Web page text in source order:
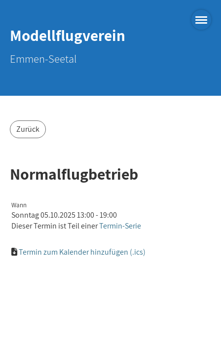
Modellflugverein
Emmen-Seetal
Zurück
Normalflugbetrieb
Wann
Sonntag 05.10.2025 13:00 - 19:00
Dieser Termin ist Teil einerTermin-Serie
Termin zum Kalender hinzufügen (.ics)